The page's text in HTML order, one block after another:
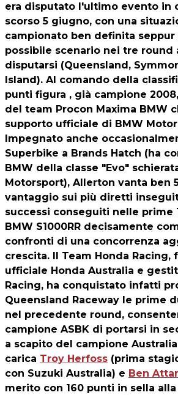
era disputato l'ultimo evento in
scorso 5 giugno, con una
campionato ben definita
possibile scenario nei tre round
disputarsi (Queensland,
Island). Al comando della
punti figura , già campione
del team Procon Maxima BMW
supporto ufficiale di BMW
Impegnato anche
Superbike a Brands Hatch (ha
BMW della classe "Evo"
Motorsport), Allerton vanta ben
vantaggio sui più diretti
successi conseguiti nelle prime
BMW S1000RR decisamente
confronti di una concorrenza
crescita. Il Team Honda Racing,
ufficiale Honda Australia e
Racing, ha conquistato infatti
Queensland Raceway le prime
nel precedente round,
campione ASBK di portarsi in
a scapito del campione
carica Troy Herfoss (prima
con Suzuki Australia) e Ben
merito con 160 punti in sella alla